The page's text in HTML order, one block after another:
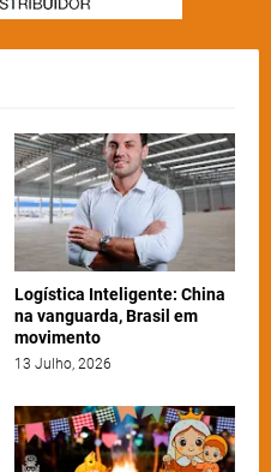
Logística Inteligente: China
na vanguarda, Brasil em
movimento
13 Julho, 2026